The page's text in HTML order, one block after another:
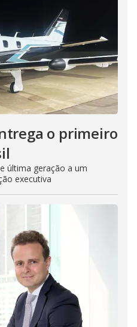
o primeiro
última geração a um
executiva